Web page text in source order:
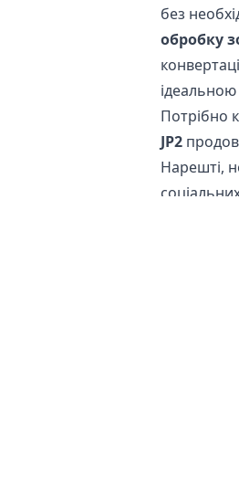
без
обробку
Потрібно
JP2
Нарешті,